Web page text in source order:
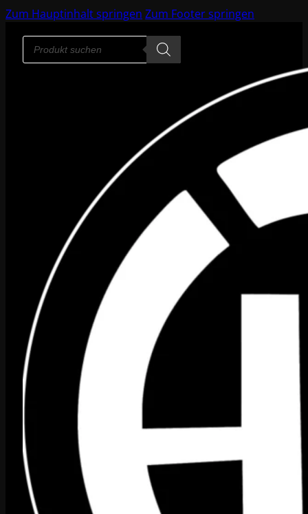
Zum Hauptinhalt springen Zum Footer springen
Products
search